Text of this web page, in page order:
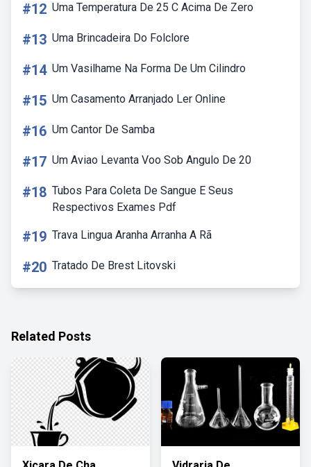
#12 Uma Temperatura De 25 C Acima De Zero
#13 Uma Brincadeira Do Folclore
#14 Um Vasilhame Na Forma De Um Cilindro
#15 Um Casamento Arranjado Ler Online
#16 Um Cantor De Samba
#17 Um Aviao Levanta Voo Sob Angulo De 20
#18 Tubos Para Coleta De Sangue E Seus
Respectivos Exames Pdf
#19 Trava Lingua Aranha Arranha A Rã
#20 Tratado De Brest Litovski
Related Posts